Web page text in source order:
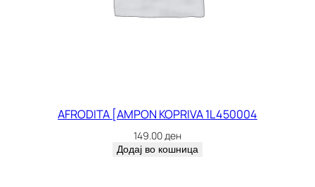
AFRODITA [AMPON KOPRIVA 1L 450004
149.00ден
Додај во кошница